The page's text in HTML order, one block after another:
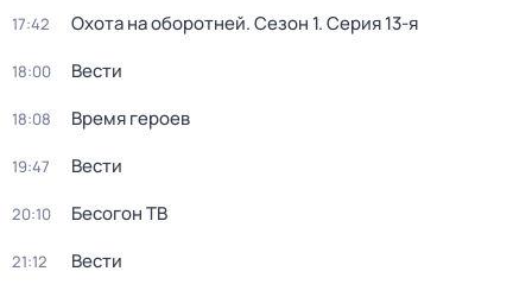
17:42 Охота на оборотней. Сезон 1. Серия 13-я
18:00 Вести
18:08 Время героев
19:47 Вести
20:10 Бесогон ТВ
21:12 Вести